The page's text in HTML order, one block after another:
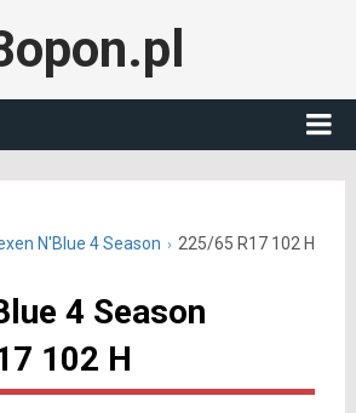
N'Blue 4 Season 225/65 R17 102 H
4 Season
102 H